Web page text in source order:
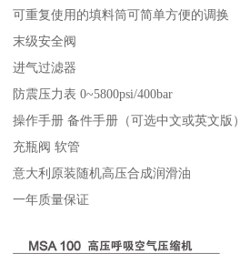
可重复使用的填料筒可简单方便的调换
末级安全阀
进气过滤器
防震压力表 0~5800psi/400bar
操作手册 备件手册（可选中文或英文版）
充瓶阀 软管
意大利原装随机高压合成润滑油
一年质量保证